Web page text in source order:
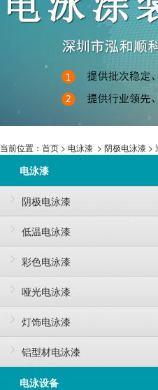
当前位置： 首页 > 电泳漆 > 阴极电泳漆 >
电泳漆
阴极电泳漆
低温电泳漆
彩色电泳漆
哑光电泳漆
灯饰电泳漆
铝型材电泳漆
电泳设备